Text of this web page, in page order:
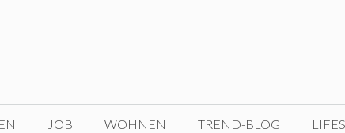
JOB WOHNEN TREND-BLOG